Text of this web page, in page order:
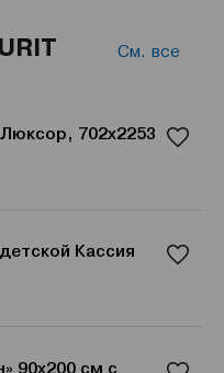
См. все
702x2253
Кассия
90x200 см с